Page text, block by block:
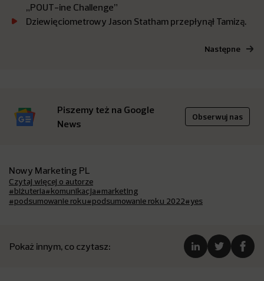
„POUT-ine Challenge”
Dziewięciometrowy Jason Statham przepłynął Tamizą.
Następne
Piszemy też na Google
News
Obserwuj nas
Nowy Marketing PL
Czytaj więcej o autorze
#biżuteria#komunikacja#marketing
#podsumowanie roku#podsumowanie roku 2022#yes
Pokaż innym, co czytasz: